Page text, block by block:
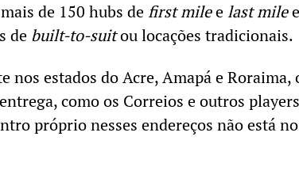
de 150 hubs de first milee last mile
de built-to-suitou locações tradicionais.
nos estados do Acre, Amapá e Roraima,
como os Correios e outros
próprio nesses endereços não está no